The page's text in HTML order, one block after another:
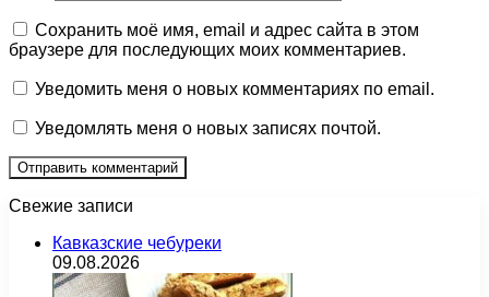
Сохранить моё имя, email и адрес сайта в этом
браузере для последующих моих комментариев.
Уведомить меня о новых комментариях по email.
Уведомлять меня о новых записях почтой.
Свежие записи
Кавказские чебуреки
09.08.2026